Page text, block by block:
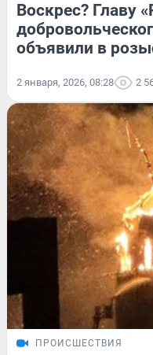
Воскрес? Главу
объявили в
2 января, 2026, 08:28 2
ПРОИСШЕСТВИЯ